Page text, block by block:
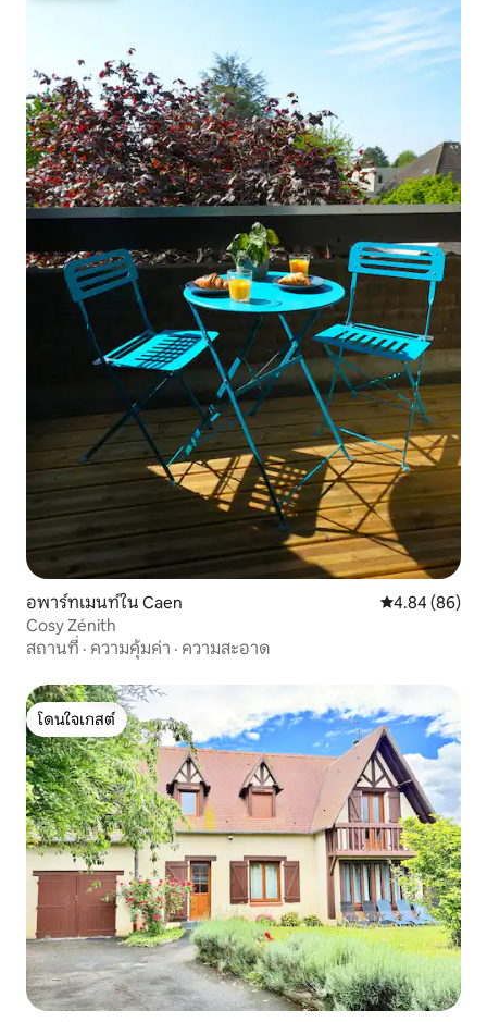
อพาร์ทเมนท์ใน Caen คะแนนเฉลี่ย
4.84 (86)
Cosy Zénith
สถานที่ · ความคุ้มค่า · ความสะอาด
โดนใจเกสต์
โดนใจเกสต์